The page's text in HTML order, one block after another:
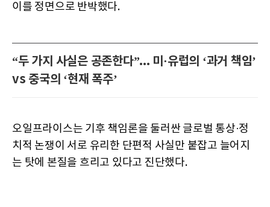
이를 정면으로 반박했다.
“두 가지 사실은 공존한다”... 미·유럽의 ‘과거 책임’
vs 중국의 ‘현재 폭주’
오일프라이스는 기후 책임론을 둘러싼 글로벌 통상·정
치적 논쟁이 서로 유리한 단편적 사실만 붙잡고 늘어지
는 탓에 본질을 흐리고 있다고 진단했다.